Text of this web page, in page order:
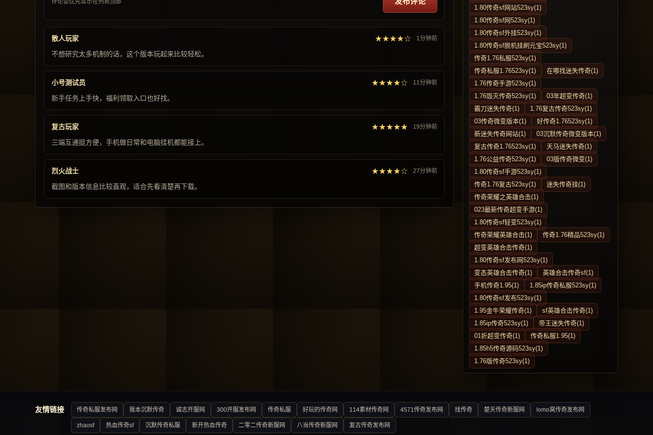
散人玩家 ★★★★☆ 1分钟前
不想研究太多机制的话，这个版本玩起来比较轻松。
小号测试员 ★★★★☆ 11分钟前
新手任务上手快，福利领取入口也好找。
复古玩家 ★★★★★ 19分钟前
三端互通挺方便，手机做日常和电脑挂机都能接上。
烈火战士 ★★★★☆ 27分钟前
截图和版本信息比较直观，适合先看清楚再下载。
1.80传奇sf网站523sy(1)
1.80传奇sf网523sy(1)
1.80传奇sf外挂523sy(1)
1.80传奇sf脱机挂刷元宝523sy(1)
传奇1.76私服523sy(1)
传奇私服1.76523sy(1)
在哪找迷失传奇(1)
1.76传奇手游523sy(1)
1.76毁灭传奇523sy(1)
03年超变传奇(1)
霸刀迷失传奇(1)
1.76复古传奇523sy(1)
03传奇微变版本(1)
好传奇1.76523sy(1)
新迷失传奇网站(1)
03沉默传奇微变版本(1)
复古传奇1.76523sy(1)
天马迷失传奇(1)
1.76公益传奇523sy(1)
03版传奇微变(1)
1.80传奇sf手游523sy(1)
传奇1.76复古523sy(1)
迷失传奇挂(1)
传奇荣耀之英雄合击(1)
023最新传奇超变手游(1)
1.80传奇sf轻变523sy(1)
传奇荣耀英雄合击(1)
传奇1.76精品523sy(1)
超变英雄合击传奇(1)
1.80传奇sf发布网523sy(1)
变态英雄合击传奇(1)
英雄合击传奇sf(1)
手机传奇1.95(1)
1.85ip传奇私服523sy(1)
1.80传奇sf发布523sy(1)
1.95金牛荣耀传奇(1)
sf英雄合击传奇(1)
1.85ip传奇523sy(1)
帝王迷失传奇(1)
01折超变传奇(1)
传奇私服1.95(1)
1.85h5传奇源码523sy(1)
1.76版传奇523sy(1)
友情链接 传奇私服发布网 我本沉默传奇 诚志开服网 300开服发布网 传奇私服 好玩的传奇网 114素材传奇网 4571传奇发布网 找传奇 楚天传奇新服网 lomo窝传奇发布网
zhaosf 热血传奇sf 沉默传奇私服 新开热血传奇 二零二传奇新服网 八当传奇新服网 复古传奇发布网